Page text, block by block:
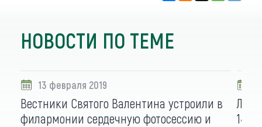
НОВОСТИ ПО ТЕМЕ
13 февраля 2019
Вестники Святого Валентина устроили в
филармонии сердечную фотосессию и
Лес
14